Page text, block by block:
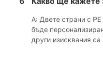
A: Двете страни с
бъде
други изисквания са